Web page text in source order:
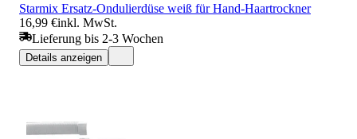
Starmix Ersatz-Ondulierdüse weiß für Hand-Haartrockner
16,99 €inkl. MwSt.
Lieferung bis 2-3 Wochen
Details anzeigen